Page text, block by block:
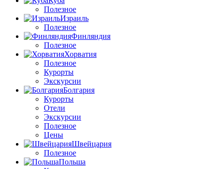
Полезное
Израиль
Полезное
Финляндия
Полезное
Хорватия
Полезное
Курорты
Экскурсии
Болгария
Курорты
Отели
Экскурсии
Полезное
Цены
Швейцария
Полезное
Польша